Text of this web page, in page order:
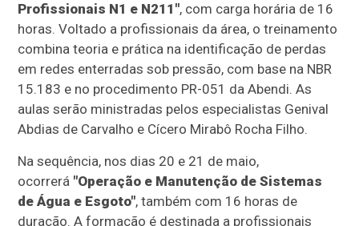
Profissionais N1 e N211", com carga horária de 16
horas. Voltado a profissionais da área, o treinamento
combina teoria e prática na identificação de perdas
em redes enterradas sob pressão, com base na NBR
15.183 e no procedimento PR-051 da Abendi. As
aulas serão ministradas pelos especialistas Genival
Abdias de Carvalho e Cícero Mirabô Rocha Filho.
Na sequência, nos dias 20 e 21 de maio,
ocorrerá "Operação e Manutenção de Sistemas
de Água e Esgoto", também com 16 horas de
duração. A formação é destinada a profissionais